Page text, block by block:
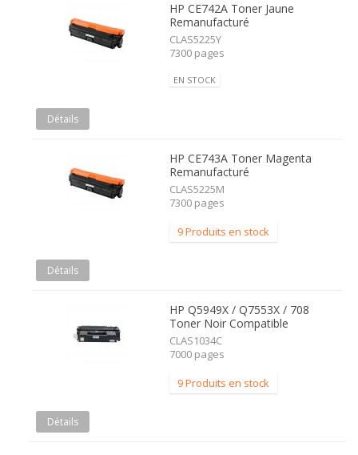
HP CE742A Toner Jaune
Remanufacturé
CLAS5225Y
7300 pages
EN STOCK
Détails
HP CE743A Toner Magenta
Remanufacturé
CLAS5225M
7300 pages
9 Produits en stock
Détails
HP Q5949X / Q7553X / 708
Toner Noir Compatible
CLAS1034C
7000 pages
9 Produits en stock
Détails